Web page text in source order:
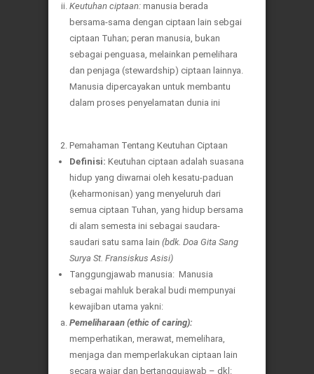
Keutuhan ciptaan: manusia berada
bersama-sama dengan ciptaan lain sebgai
ciptaan Tuhan; peran manusia, bukan
sebagai penguasa, melainkan pemelihara
dan penjaga (stewardship) ciptaan lainnya.
Manusia dipercayakan untuk membantu
dalam proses penyelamatan dunia ini
Pemahaman Tentang Keutuhan Ciptaan
Definisi: Keutuhan ciptaan adalah suasana
hidup yang diwarnai oleh kesatu-paduan
(keharmonisan) yang menyeluruh dari
semua ciptaan Tuhan, yang hidup bersama
di alam semesta ini sebagai saudara-
saudari satu sama lain (bdk. Doa Gita Sang
Surya St. Fransiskus Asisi)
Tanggungjawab manusia: Manusia
sebagai mahluk berakal budi mempunyai
kewajiban utama yakni:
Pemeliharaan (ethic of caring):
memperhatikan, merawat, memelihara,
menjaga dan memperlakukan ciptaan lain
secara wajar dan bertanggujawab – dkl: